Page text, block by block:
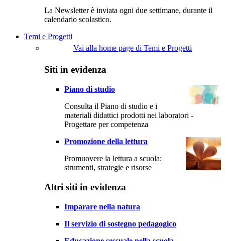
La Newsletter è inviata ogni due settimane, durante il
calendario scolastico.
Temi e Progetti
Vai alla home page di Temi e Progetti
Siti in evidenza
Piano di studio
Consulta il Piano di studio e i
materiali didattici prodotti nei laboratori -
Progettare per competenza
Promozione della lettura
Promuovere la lettura a scuola:
strumenti, strategie e risorse
Altri siti in evidenza
Imparare nella natura
Il servizio di sostegno pedagogico